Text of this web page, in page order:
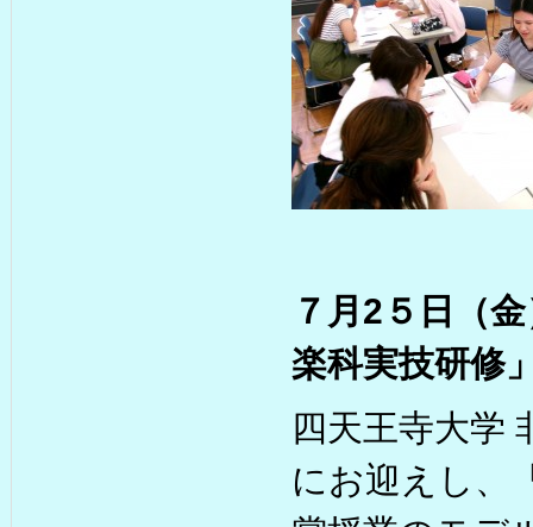
７月2５日（
楽科実技研修
四天王寺大学
にお迎えし、